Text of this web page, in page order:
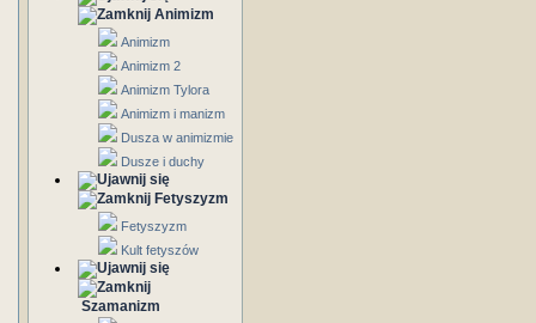
Animizm
Animizm
Animizm 2
Animizm Tylora
Animizm i manizm
Dusza w animizmie
Dusze i duchy
Fetyszyzm
Fetyszyzm
Kult fetyszów
Szamanizm